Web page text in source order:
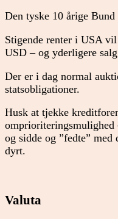
Den tyske 10 årige
Stigende renter i USA
USD – og yderligere
Der er i dag normal
statsobligationer.
Husk at tjekke
og sidde og ”fedte”
dyrt.
Valuta